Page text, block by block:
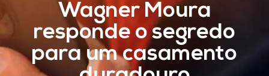
Wagner Moura
responde o segredo
para um casamento